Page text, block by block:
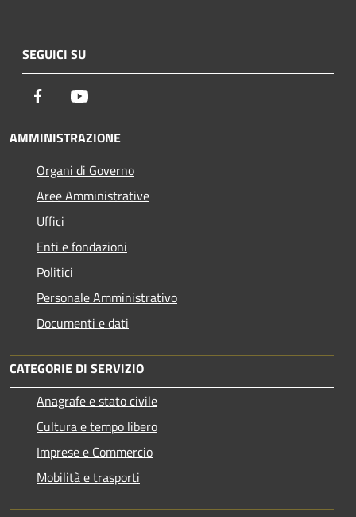
SEGUICI SU
Facebook
AMMINISTRAZIONE
Organi di Governo
Aree Amministrative
Uffici
Enti e fondazioni
Politici
Personale Amministrativo
Documenti e dati
CATEGORIE DI SERVIZIO
Anagrafe e stato civile
Cultura e tempo libero
Imprese e Commercio
Mobilità e trasporti